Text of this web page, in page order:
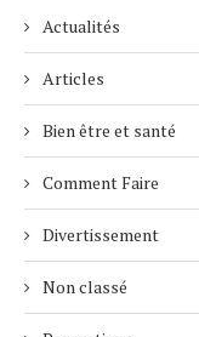
Actualités
Articles
Bien être et santé
Comment Faire
Divertissement
Non classé